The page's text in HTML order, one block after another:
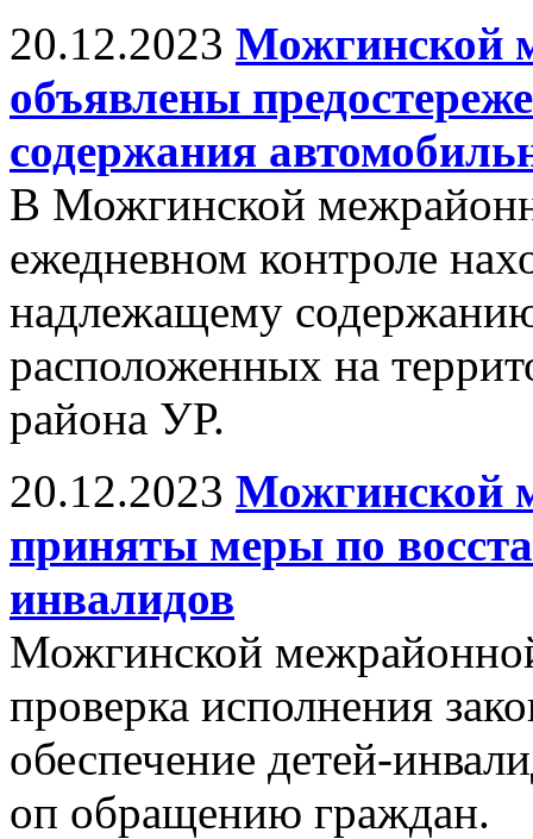
20.12.2023 Можгинской
объявлены
содержания
В Можгинской
ежедневном контроле
надлежащему
расположенных на
района УР.
20.12.2023 Можгинской
приняты меры по
инвалидов
Можгинской
проверка исполнения
обеспечение детей-
оп обращению граждан.